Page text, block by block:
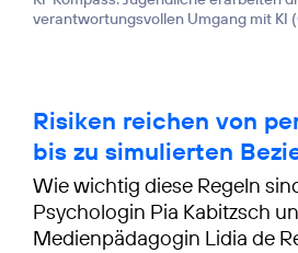
verantwortungsvollen Umgang mit KI (
Risiken reichen von
bis zu simulierten
Wie wichtig diese Regeln
Psychologin Pia Kabitzsch
Medienpädagogin Lidia de